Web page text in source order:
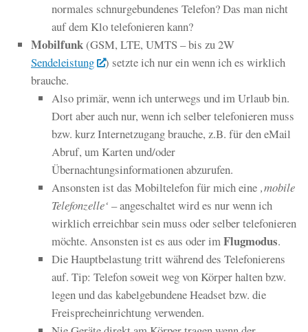
normales schnurgebundenes Telefon? Das man nicht
auf dem Klo telefonieren kann?
Mobilfunk(GSM, LTE, UMTS – bis zu 2W
Sendeleistung
) setzte ich nur ein wenn ich es wirklich
brauche.
Also primär, wenn ich unterwegs und im Urlaub bin.
Dort aber auch nur, wenn ich selber telefonieren muss
bzw. kurz Internetzugang brauche, z.B. für den eMail
Abruf, um Karten und/oder
Übernachtungsinformationen abzurufen.
Ansonsten ist das Mobiltelefon für mich eine ‚mobile
Telefonzelle‘ – angeschaltet wird es nur wenn ich
wirklich erreichbar sein muss oder selber telefonieren
möchte. Ansonsten ist es aus oder imFlugmodus.
Die Hauptbelastung tritt während des Telefonierens
auf. Tip: Telefon soweit weg von Körper halten bzw.
legen und das kabelgebundene Headset bzw. die
Freisprecheinrichtung verwenden.